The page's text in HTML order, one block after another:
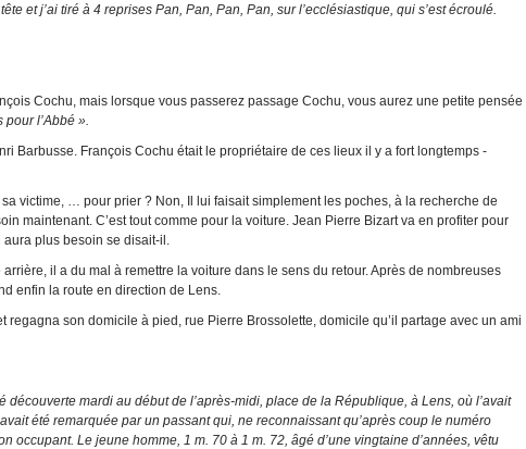
et j’ai tiré à 4 reprises Pan, Pan, Pan, Pan, sur l’ecclésiastique, qui s’est écroulé.
Cochu, mais lorsque vous passerez passage Cochu, vous aurez une petite pensée
l’Abbé ».
Barbusse. François Cochu était le propriétaire de ces lieux il y a fort longtemps -
victime, … pour prier ? Non, Il lui faisait simplement les poches, à la recherche de
maintenant. C’est tout comme pour la voiture. Jean Pierre Bizart va en profiter pour
plus besoin se disait-il.
il a du mal à remettre la voiture dans le sens du retour. Après de nombreuses
enfin la route en direction de Lens.
son domicile à pied, rue Pierre Brossolette, domicile qu’il partage avec un ami
mardi au début de l’après-midi, place de la République, à Lens, où l’avait
été remarquée par un passant qui, ne reconnaissant qu’après coup le numéro
Le jeune homme, 1 m. 70 à 1 m. 72, âgé d’une vingtaine d’années, vêtu